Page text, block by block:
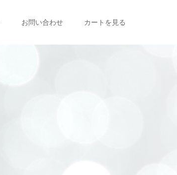
お問い合わせ カートを見る